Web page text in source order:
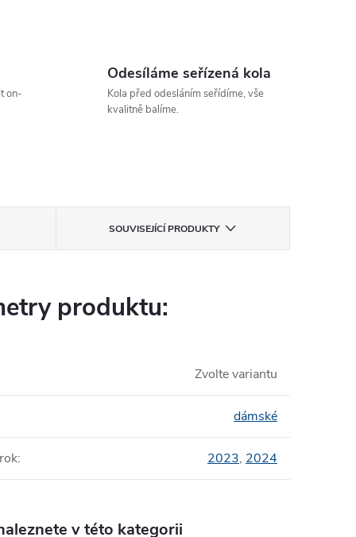
on-
Odesíláme seřízená kola
Kola před odesláním seřídíme, vše
kvalitně balíme.
SOUVISEJÍCÍ PRODUKTY
produktu:
Zvolte variantu
dámské
: 2023, 2024
v této kategorii